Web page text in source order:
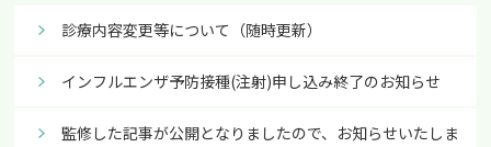
診療内容変更等について（随時更新）
インフルエンザ予防接種(注射)申し込み終了のお知らせ
監修した記事が公開となりましたので、お知らせいたしま